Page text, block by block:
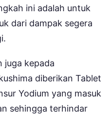
ini adalah untuk
dari dampak segera
juga kepada
diberikan Tablet
Yodium yang masuk
sehingga terhindar